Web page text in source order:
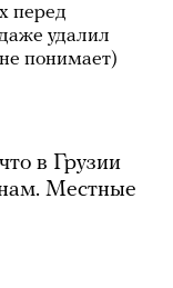
перед
удалил
понимает)
в Грузии
Местные